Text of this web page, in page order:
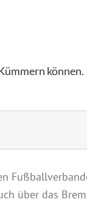
können.
über das